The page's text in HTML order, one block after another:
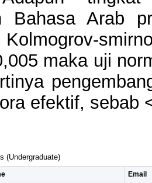
Bahasa Arab
Kolmogrov-
maka uji
efektif, sebab
(Undergraduate)
Email